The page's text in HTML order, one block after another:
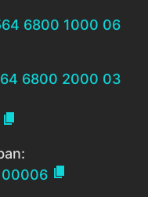
6800 1000 06
6800 2000 03

